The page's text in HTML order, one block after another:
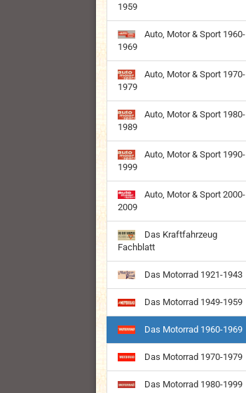
1959
Auto, Motor & Sport 1960-
1969
Auto, Motor & Sport 1970-
1979
Auto, Motor & Sport 1980-
1989
Auto, Motor & Sport 1990-
1999
Auto, Motor & Sport 2000-
2009
Das Kraftfahrzeug
Fachblatt
Das Motorrad 1921-1943
Das Motorrad 1949-1959
Das Motorrad 1960-1969
Das Motorrad 1970-1979
Das Motorrad 1980-1999